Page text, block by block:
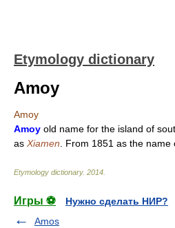
Etymology dictionary
Amoy
Amoy
Amoy old name for the island of
as Xiamen . From 1851 as the
Etymology dictionary. 2014
Игры ⚽
Нужно сделать НИР?
Amos